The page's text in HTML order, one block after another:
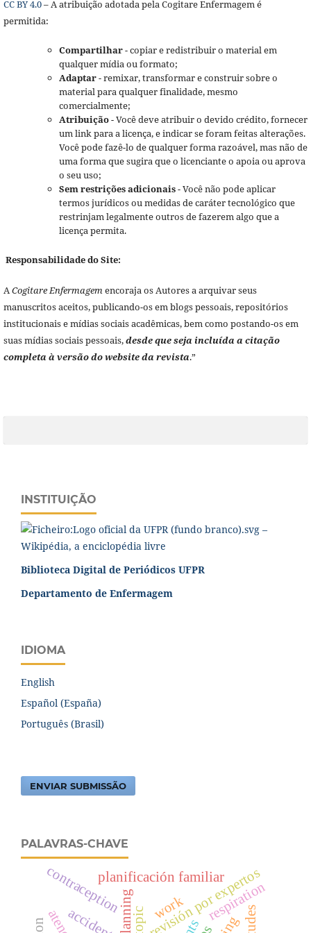
CC BY 4.0– A atribuição adotada pela Cogitare Enfermagem é
permitida:
Compartilhar- copiar e redistribuir o material em
qualquer mídia ou formato;
Adaptar- remixar, transformar e construir sobre o
material para qualquer finalidade, mesmo
comercialmente;
Atribuição- Você deve atribuir o devido crédito, fornecer
um link para a licença, e indicar se foram feitas alterações.
Você pode fazê-lo de qualquer forma razoável, mas não de
uma forma que sugira que o licenciante o apoia ou aprova
o seu uso;
Sem restrições adicionais- Você não pode aplicar
termos jurídicos ou medidas de caráter tecnológico que
restrinjam legalmente outros de fazerem algo que a
licença permita.
Responsabilidade do Site:
ACogitare Enfermagemencoraja os Autores a arquivar seus
manuscritos aceitos, publicando-os em blogs pessoais, repositórios
institucionais e mídias sociais acadêmicas, bem como postando-os em
suas mídias sociais pessoais,desde que seja incluída a citação
completa à versão do website da revista.”
INSTITUIÇÃO
Biblioteca Digital de Periódicos UFPR
Departamento de Enfermagem
IDIOMA
English
Español (España)
Português (Brasil)
ENVIAR SUBMISSÃO
PALAVRAS-CHAVE
revisión por expertos
contraceptionplanificación familiar
respiration
work